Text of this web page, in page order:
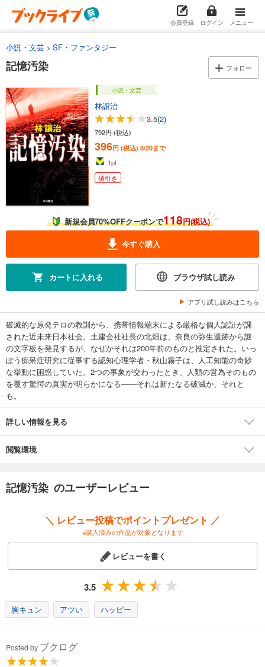
会員登録 ログイン メニュー
小説・文芸 SF・ファンタジー
記憶汚染 フォロー
小説・文芸
林譲治
3.5(2)
792円 (税込)
396円 (税込) 8/20まで
1pt
値引き
新規会員70%OFFクーポンで118円(税込)
今すぐ購入
カートに入れる ブラウザ試し読み
アプリ試し読みはこちら
破滅的な原発テロの教訓から、携帯情報端末による厳格な個人認証が課
された近未来日本社会。土建会社社長の北畑は、奈良の弥生遺跡から謎
の文字板を発見するが、なぜかそれは200年前のものと推定された。いっ
ぽう痴呆症研究に従事する認知心理学者・秋山霧子は、人工知能の奇妙
な挙動に困惑していた。2つの事象が交わったとき、人類の営為そのもの
を覆す驚愕の真実が明らかになる――それは新たなる破滅か、それと
も。
詳しい情報を見る
閲覧環境
記憶汚染 のユーザーレビュー
＼ レビュー投稿でポイントプレゼント ／
※購入済みの作品が対象となります
レビューを書く
3.5
胸キュン アツい ハッピー
Posted by ブクログ